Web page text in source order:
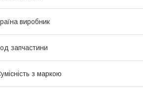
виробник
запчастини
з маркою